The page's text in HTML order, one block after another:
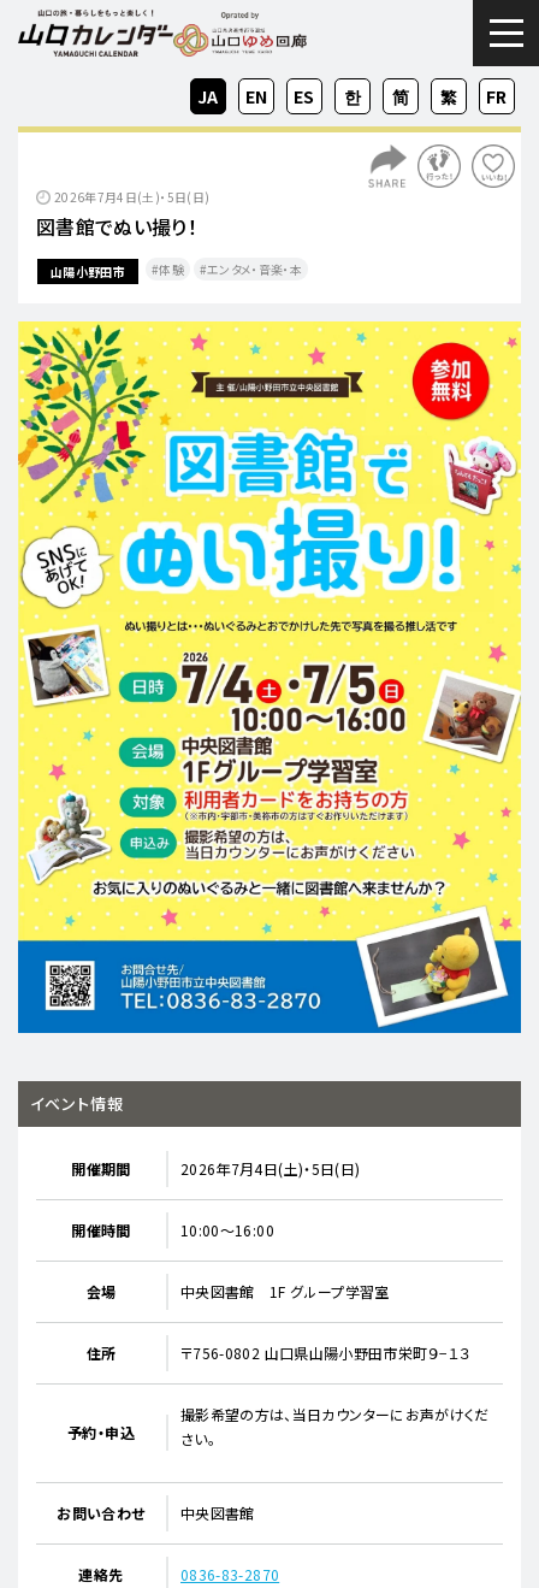
ZH-
CN
ZH-
TW
EN FR
JA KO
ES
2026年7月4日(土)・5日(日)
図書館でぬい撮り！
山陽小野田市 体験 エンタメ・音楽・本
イベント情報
開催期間 2026年7月4日(土)・5日(日)
開催時間 10:00～16:00
会場 中央図書館 1F グループ学習室
住所 〒756-0802 山口県山陽小野田市栄町９−１３
予約・申込
撮影希望の方は、当日カウンターにお声がけくだ
さい。
お問い合わせ 中央図書館
連絡先 0836-83-2870